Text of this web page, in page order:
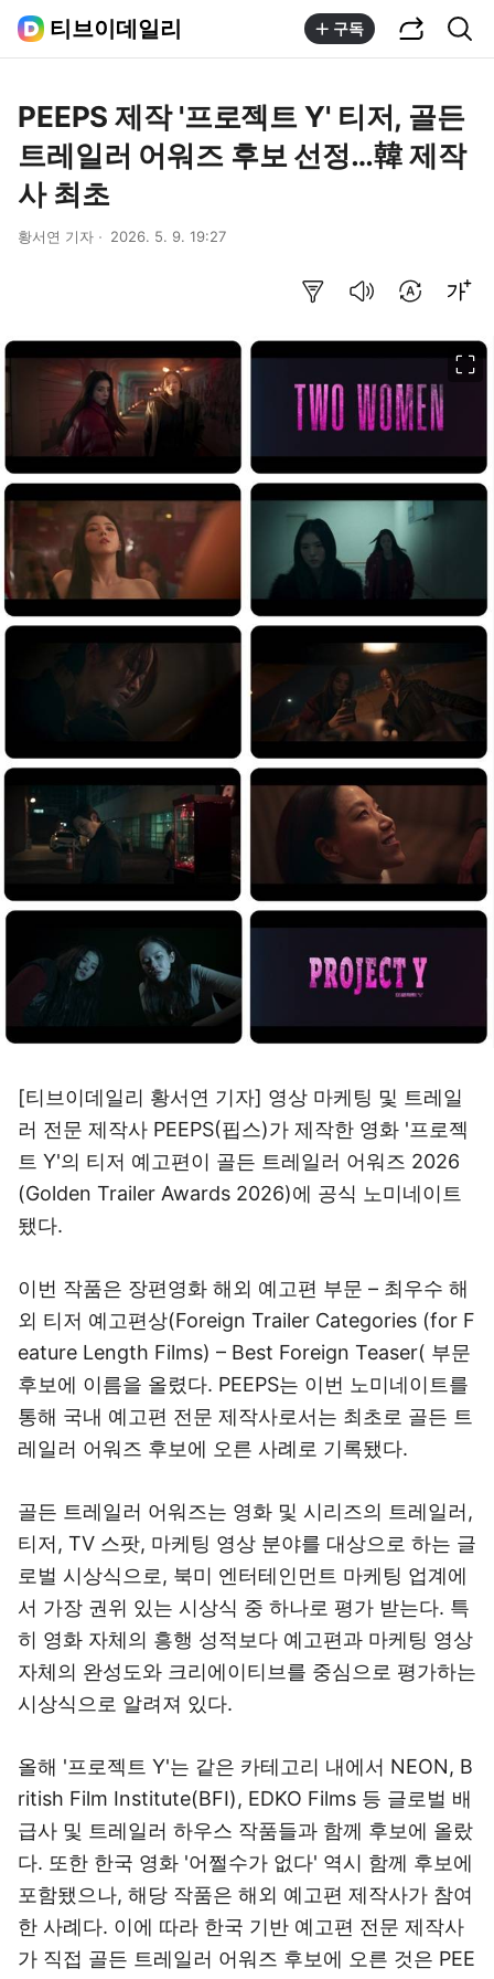
티브이데일리 구독
PEEPS 제작 '프로젝트 Y' 티저, 골든
트레일러 어워즈 후보 선정…韓 제작
사 최초
황서연 기자 2026. 5. 9. 19:27
[티브이데일리 황서연 기자] 영상 마케팅 및 트레일
러 전문 제작사 PEEPS(핍스)가 제작한 영화 '프로젝
트 Y'의 티저 예고편이 골든 트레일러 어워즈 2026
(Golden Trailer Awards 2026)에 공식 노미네이트
됐다.
이번 작품은 장편영화 해외 예고편 부문 – 최우수 해
외 티저 예고편상(Foreign Trailer Categories (for F
eature Length Films) – Best Foreign Teaser( 부문
후보에 이름을 올렸다. PEEPS는 이번 노미네이트를
통해 국내 예고편 전문 제작사로서는 최초로 골든 트
레일러 어워즈 후보에 오른 사례로 기록됐다.
골든 트레일러 어워즈는 영화 및 시리즈의 트레일러,
티저, TV 스팟, 마케팅 영상 분야를 대상으로 하는 글
로벌 시상식으로, 북미 엔터테인먼트 마케팅 업계에
서 가장 권위 있는 시상식 중 하나로 평가 받는다. 특
히 영화 자체의 흥행 성적보다 예고편과 마케팅 영상
자체의 완성도와 크리에이티브를 중심으로 평가하는
시상식으로 알려져 있다.
올해 '프로젝트 Y'는 같은 카테고리 내에서 NEON, B
ritish Film Institute(BFI), EDKO Films 등 글로벌 배
급사 및 트레일러 하우스 작품들과 함께 후보에 올랐
다. 또한 한국 영화 '어쩔수가 없다' 역시 함께 후보에
포함됐으나, 해당 작품은 해외 예고편 제작사가 참여
한 사례다. 이에 따라 한국 기반 예고편 전문 제작사
가 직접 골든 트레일러 어워즈 후보에 오른 것은 PEE